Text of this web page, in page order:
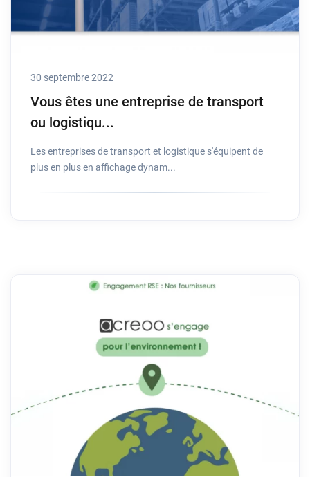
30 septembre 2022
Vous êtes une entreprise de transport
ou logistiqu...
Les entreprises de transport et logistique s'équipent de
plus en plus en affichage dynam...